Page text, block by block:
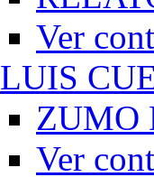
Ver
LUIS
ZUMO
Ver